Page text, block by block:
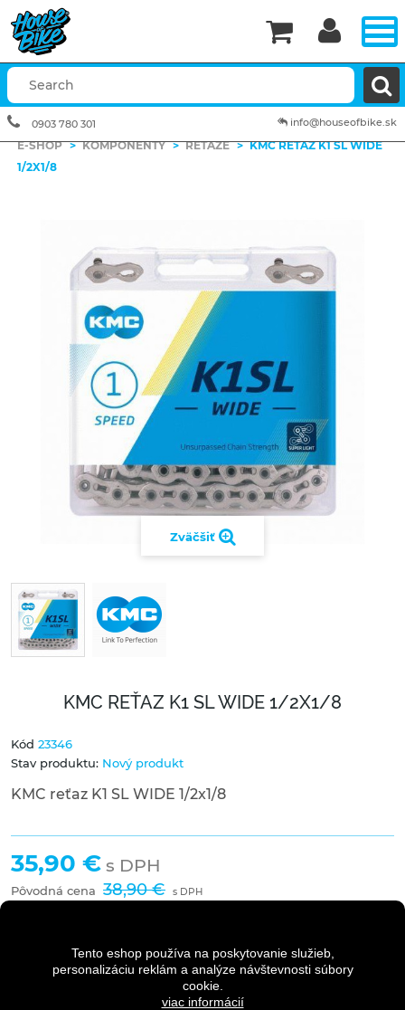
Tento eshop používa na poskytovanie služieb,
personalizáciu reklám a analýze návštevnosti súbory
cookie.
viac informácií
E-SHOP > KOMPONENTY > REŤAZE > KMC REŤAZ K1 SL WIDE
1/2X1/8
Zväčšiť
KMC REŤAZ K1 SL WIDE 1/2X1/8
Kód 23346
Stav produktu: Nový produkt
KMC reťaz K1 SL WIDE 1/2x1/8
35,90 € s DPH
Pôvodná cena 38,90 € s DPH
Dostupnosť: 2-5 dní


info@houseofbike.sk
0903 780 301